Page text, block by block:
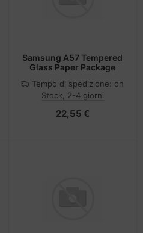
Samsung A57 Tempered
Glass Paper Package
Tempo di spedizione: on
Stock, 2-4 giorni
22,55 €